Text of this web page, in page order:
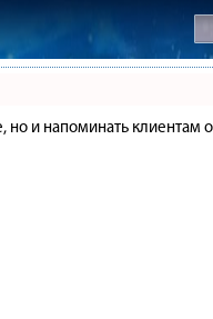
но и напоминать клиентам